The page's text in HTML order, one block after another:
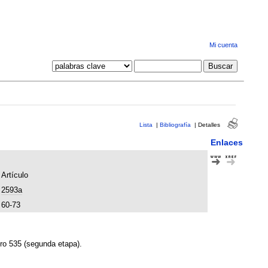
Mi cuenta
Lista | Bibliografía | Detalles
Enlaces
Artículo
2593a
60-73
535 (segunda etapa).